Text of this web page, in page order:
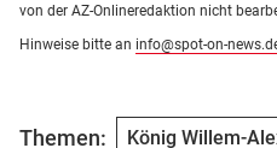
von der AZ-Onlineredaktion nicht
Hinweise bitte an info@spot-on-
Themen: König Willem-